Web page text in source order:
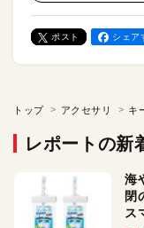
ポスト シェア
トップ アクセサリ
レポートの新
海
閉
ス